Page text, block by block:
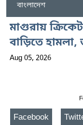
বাংলাদেশ
মাগুরায়
বাড়িতে
Aug 05, 2026
Facebook